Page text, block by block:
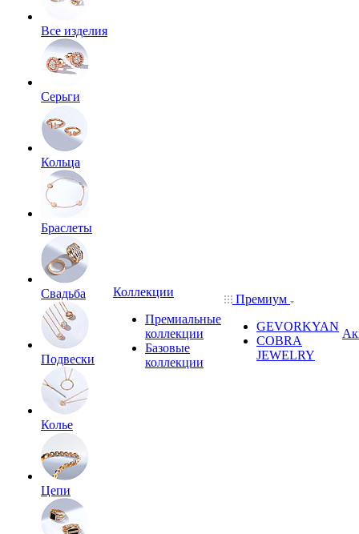
Все изделия
Серьги
Кольца
Браслеты
Свадьба
Подвески
Колье
Цепи
Коллекции
Премиальные
коллекции
Базовые
коллекции
Премиум
GEVORKYAN
COBRA
JEWELRY